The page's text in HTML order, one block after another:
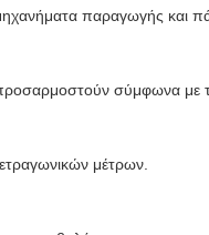
παραγωγής και
σύμφωνα με
μέτρων.